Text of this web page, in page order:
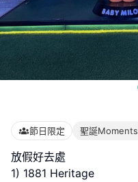
節日限定 聖誕Moments
放假好去處
1) 1881 Heritage